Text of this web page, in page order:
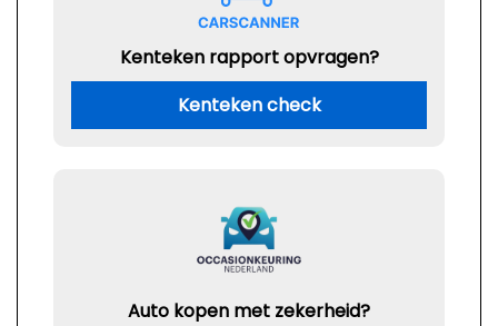
Kenteken rapport opvragen?
Kenteken check
Auto kopen met zekerheid?